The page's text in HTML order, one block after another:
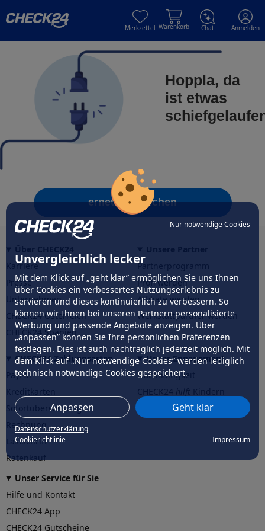
Nur notwendige Cookies
Unvergleichlich lecker
Mit dem Klick auf „geht klar” ermöglichen Sie uns Ihnen
über Cookies ein verbessertes Nutzungserlebnis zu
servieren und dieses kontinuierlich zu verbessern. So
können wir Ihnen bei unseren Partnern personalisierte
Werbung und passende Angebote anzeigen. Über
„anpassen” können Sie Ihre persönlichen Präferenzen
festlegen. Dies ist auch nachträglich jederzeit möglich. Mit
dem Klick auf „Nur notwendige Cookies” werden lediglich
technisch notwendige Cookies gespeichert.
Anpassen Geht klar
Datenschutzerklärung
Cookierichtlinie
Impressum
Merkzettel Warenkorb Chat Anmelden
Hoppla, da
ist etwas
erneut versuchen
Karriere
Presse
Unternehmen
CHECK24 Österreich
CHECK24 Spanien
Partnerprogramm
Profi werden
Affiliate werden
Werkstattpartner werden
CHECK24 Zahlungsarten
PayPal
Sofortüberweisung
Rechnung
Lastschrift
Ratenkauf
Unser Engagement
Nachhaltigkeit
CHECK24hilftder Natur
Unser Service für Sie
Hilfe und Kontakt
CHECK24 App
CHECK24 Gutscheine